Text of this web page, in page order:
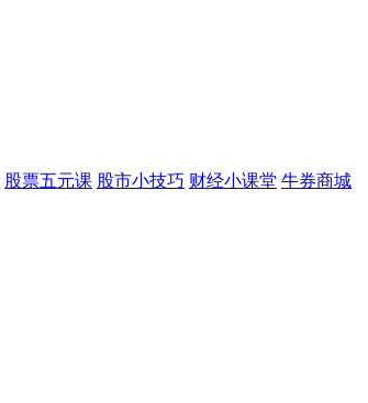
股票五元课 股市小技巧 财经小课堂 牛券商城